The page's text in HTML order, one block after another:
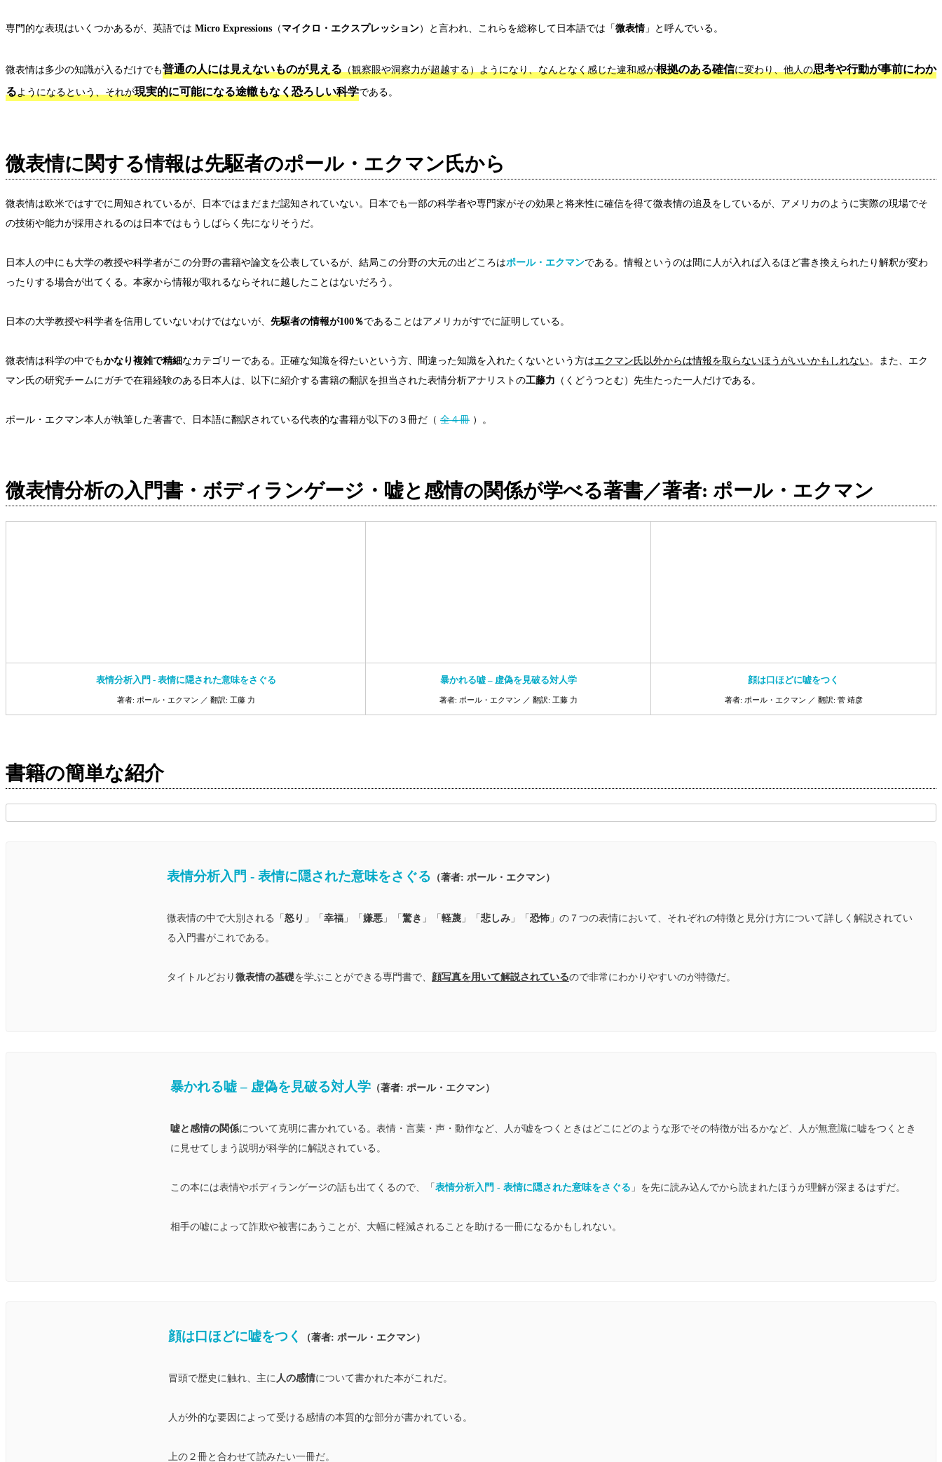
専門的な表現はいくつかあるが、英語では Micro Expressions （ マイクロ・エクスプレッション）と言われ、これらを総称して日本語では「 微表情」と呼んでいる。
微表情は多少の知識が入るだけでも普通の人には見えないものが見える （観察眼や洞察力が超越する）ようになり、なんとなく感じた違和感が根拠のある確信に変わり、他人の思考や行動が事前にわか
る ようになるという、それが現実的に可能になる途轍もなく恐ろしい科学である。
微表情に関する情報は先駆者のポール・エクマン氏から
微表情は欧米ではすでに周知されているが、日本ではまだまだ認知されていない。日本でも一部の科学者や専門家がその効果と将来性に確信を得て微表情の追及をしているが、アメリカのように実際の現場でそ
の技術や能力が採用されるのは日本ではもうしばらく先になりそうだ。
日本人の中にも大学の教授や科学者がこの分野の書籍や論文を公表しているが、結局この分野の大元の出どころはポール・エクマンである。情報というのは間に人が入れば入るほど書き換えられたり解釈が変わ
ったりする場合が出てくる。本家から情報が取れるならそれに越したことはないだろう。
日本の大学教授や科学者を信用していないわけではないが、 先駆者の情報が100％であることはアメリカがすでに証明している。
微表情は科学の中でもかなり複雑で精細 なカテゴリーである。正確な知識を得たいという方、間違った知識を入れたくないという方はエクマン氏以外からは情報を取らないほうがいいかもしれない。また、エク
マン氏の研究チームにガチで在籍経験のある日本人は、以下に紹介する書籍の翻訳を担当された表情分析アナリストの工藤力 （くどうつとむ）先生たった一人だけである。
ポール・エクマン本人が執筆した著書で、日本語に翻訳されている代表的な書籍が以下の３冊だ（ 全４冊 ）。
微表情分析の入門書・ボディランゲージ・嘘と感情の関係が学べる著書／著者: ポール・エクマン
表情分析入門 ‐ 表情に隠された意味をさぐる
著者: ポール・エクマン ／ 翻訳: 工藤 力
暴かれる嘘 – 虚偽を見破る対人学
著者: ポール・エクマン ／ 翻訳: 工藤 力
顔は口ほどに嘘をつく
著者: ポール・エクマン ／ 翻訳: 菅 靖彦
書籍の簡単な紹介
表情分析入門 ‐ 表情に隠された意味をさぐる （著者: ポール・エクマン）
微表情の中で大別される「 怒り 」「 幸福 」「 嫌悪 」「 驚き 」「 軽蔑 」「 悲しみ 」「 恐怖 」の７つの表情において、それぞれの特徴と見分け方について詳しく解説されてい
る入門書がこれである。
タイトルどおり 微表情の基礎を学ぶことができる専門書で、 顔写真を用いて解説されているので非常にわかりやすいのが特徴だ。
暴かれる嘘 – 虚偽を見破る対人学 （著者: ポール・エクマン）
嘘と感情の関係について克明に書かれている。表情・言葉・声・動作など、人が嘘をつくときはどこにどのような形でその特徴が出るかなど、人が無意識に嘘をつくとき
に見せてしまう説明が科学的に解説されている。
この本には表情やボディランゲージの話も出てくるので、「 表情分析入門 ‐ 表情に隠された意味をさぐる 」を先に読み込んでから読まれたほうが理解が深まるはずだ。
相手の嘘によって詐欺や被害にあうことが、大幅に軽減されることを助ける一冊になるかもしれない。
顔は口ほどに嘘をつく （著者: ポール・エクマン）
冒頭で歴史に触れ、主に 人の感情について書かれた本がこれだ。
人が外的な要因によって受ける感情の本質的な部分が書かれている。
上の２冊と合わせて読みたい一冊だ。